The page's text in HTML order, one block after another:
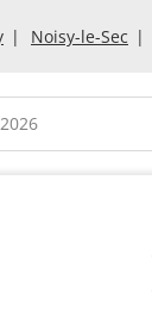
Noisy-le-Sec